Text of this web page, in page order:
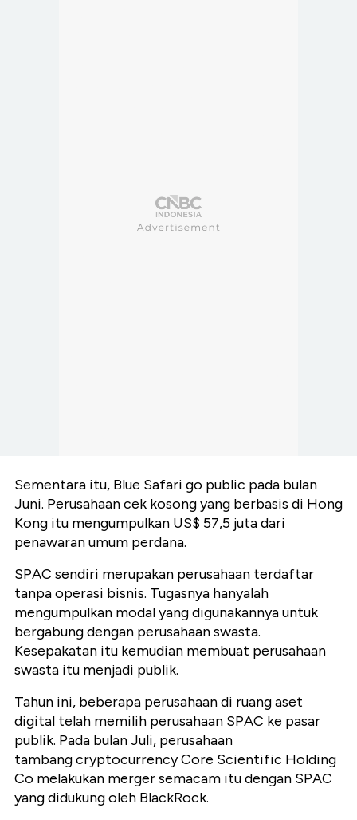
Sementara itu, Blue Safari go public pada bulan
Juni. Perusahaan cek kosong yang berbasis di Hong
Kong itu mengumpulkan US$ 57,5 juta dari
penawaran umum perdana.
SPAC sendiri merupakan perusahaan terdaftar
tanpa operasi bisnis. Tugasnya hanyalah
mengumpulkan modal yang digunakannya untuk
bergabung dengan perusahaan swasta.
Kesepakatan itu kemudian membuat perusahaan
swasta itu menjadi publik.
Tahun ini, beberapa perusahaan di ruang aset
digital telah memilih perusahaan SPAC ke pasar
publik. Pada bulan Juli, perusahaan
tambang cryptocurrency Core Scientific Holding
Co melakukan merger semacam itu dengan SPAC
yang didukung oleh BlackRock.